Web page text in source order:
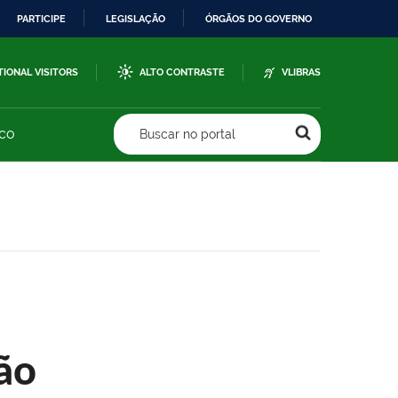
PARTICIPE LEGISLAÇÃO ÓRGÃOS DO GOVERNO
VISITORS ALTO CONTRASTE VLIBRAS
Buscar no portal